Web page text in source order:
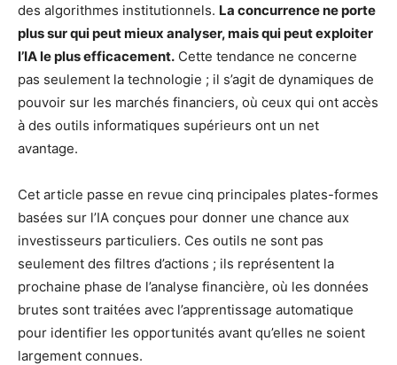
des algorithmes institutionnels. La concurrence ne porte
plus sur qui peut mieux analyser, mais qui peut exploiter
l’IA le plus efficacement. Cette tendance ne concerne
pas seulement la technologie ; il s’agit de dynamiques de
pouvoir sur les marchés financiers, où ceux qui ont accès
à des outils informatiques supérieurs ont un net
avantage.
Cet article passe en revue cinq principales plates-formes
basées sur l’IA conçues pour donner une chance aux
investisseurs particuliers. Ces outils ne sont pas
seulement des filtres d’actions ; ils représentent la
prochaine phase de l’analyse financière, où les données
brutes sont traitées avec l’apprentissage automatique
pour identifier les opportunités avant qu’elles ne soient
largement connues.